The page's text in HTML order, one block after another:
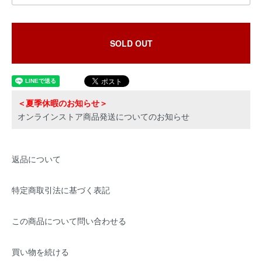
SOLD OUT
＜夏季休暇のお知らせ＞
オンラインストア商品発送についてのお知らせ
返品について
特定商取引法に基づく表記
この商品について問い合わせる
買い物を続ける